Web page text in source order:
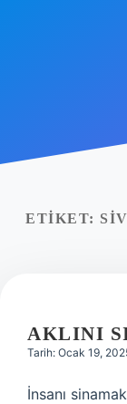
ETIKET:
AKLINI
Tarih: Ocak 19,
İnsanı